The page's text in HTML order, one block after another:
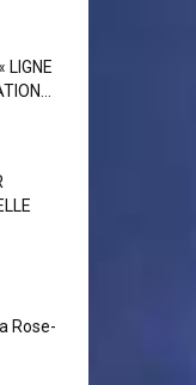
LIGNE
Rose-